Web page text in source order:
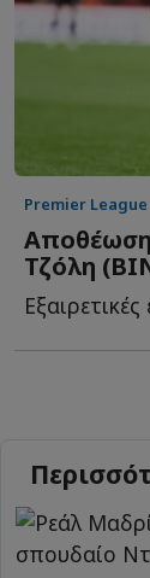
Premier League
Τζόλη